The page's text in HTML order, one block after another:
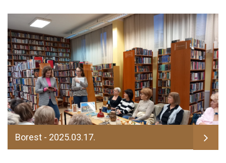
Borest - 2025.03.17.